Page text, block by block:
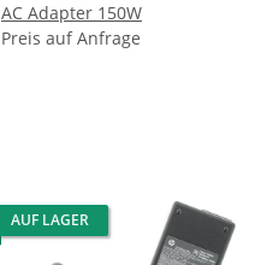
AC Adapter 150W
Preis auf Anfrage
AUF LAGER